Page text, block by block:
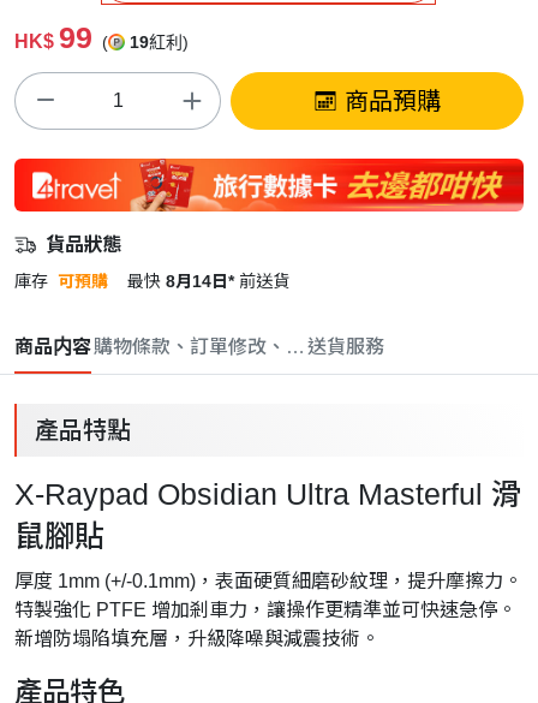
HK$ 99 ( 19紅利)
商品預購
貨品狀態
庫存 可預購 最快 8月14日* 前送貨
商品内容購物條款、訂單修改、取消與退款政策
送貨服務
產品特點
X-Raypad Obsidian Ultra Masterful 滑
鼠腳貼
厚度 1mm (+/-0.1mm)，表面硬質細磨砂紋理，提升摩擦力。
特製強化 PTFE 增加剎車力，讓操作更精準並可快速急停。
新增防塌陷填充層，升級降噪與減震技術。
產品特色